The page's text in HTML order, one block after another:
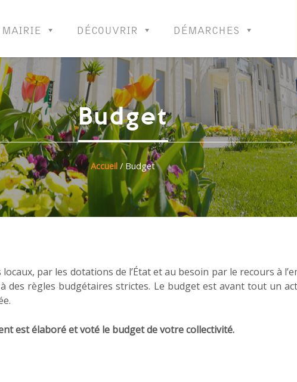
MAIRIE DÉCOUVRIR DÉMARCHES
Budget
Accueil / Budget
par les dotations de l’État et au besoin par le recours à
des règles budgétaires strictes. Le budget est avant tout un
est élaboré et voté le budget de votre collectivité.